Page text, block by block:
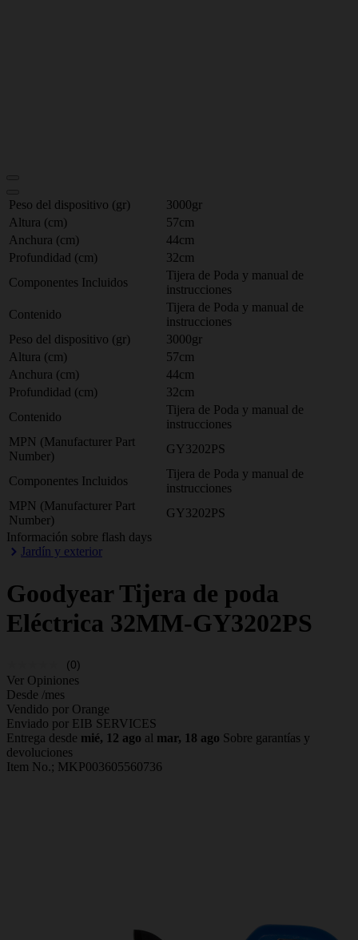
Peso del dispositivo (gr)
3000gr
Altura (cm)
57cm
Anchura (cm)
44cm
Profundidad (cm)
32cm
Componentes Incluidos
Tijera de Poda y manual de
instrucciones
Contenido
Tijera de Poda y manual de
instrucciones
Peso del dispositivo (gr)
3000gr
Altura (cm)
57cm
Anchura (cm)
44cm
Profundidad (cm)
32cm
Contenido
Tijera de Poda y manual de
instrucciones
MPN (Manufacturer Part
Number)
GY3202PS
Componentes Incluidos
Tijera de Poda y manual de
instrucciones
MPN (Manufacturer Part
Number)
GY3202PS
Información sobre flash days
Jardín y exterior
Goodyear Tijera de poda
Eléctrica 32MM-GY3202PS
(0)
Ver Opiniones
Desde /mes
Vendido por Orange
Enviado por EIB SERVICES
Entrega desde mié, 12 ago al mar, 18 ago Sobre garantías y
devoluciones
Item No.; MKP003605560736